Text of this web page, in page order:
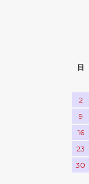
日
2
9
16
23
30